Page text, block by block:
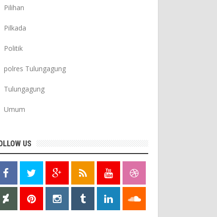
Pilihan
Pilkada
Politik
polres Tulungagung
Tulungagung
Umum
US